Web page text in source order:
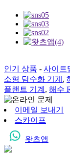
인기 상품 - 사이트
소형 담수화 기계 ,
플랜트 기계 , 해수
이메일 보내기
스카이프
왓츠앱